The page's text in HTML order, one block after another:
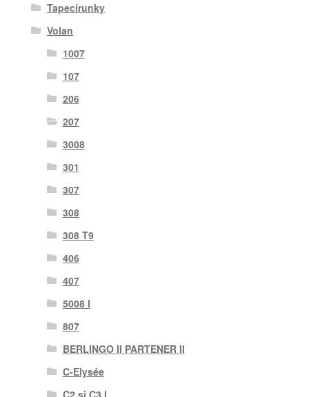
Tapecírunky
Volan
1007
107
206
207
3008
301
307
308
308 T9
406
407
5008 I
807
BERLINGO II PARTENER II
C-Elysée